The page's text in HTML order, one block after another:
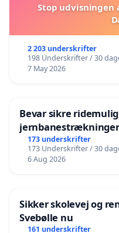
Stop udvisningen
2 203 underskrifter
198 Underskrifter / 30
7 May 2026
Bevar sikre
173 underskrifter
173 Underskrifter / 30
6 Aug 2026
Sikker skolevej og
Svebølle nu
161 underskrifter